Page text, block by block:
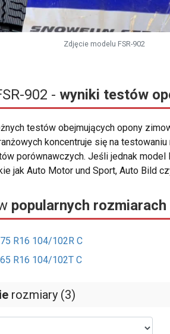
Zdjęcie modelu FSR-902
902 - wyniki testów
testów obejmujących opony
koncentruje się na
porównawczych. Jeśli jednak
jak Auto Motor und Sport, Auto Bild
popularnych rozmiarach
R16 104/102R C
R16 104/102T C
rozmiary (3)